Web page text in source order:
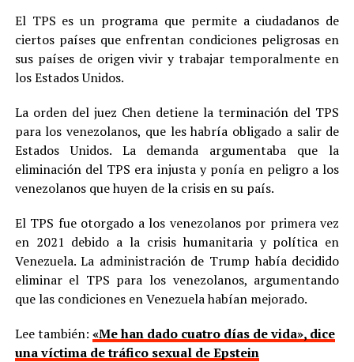
El TPS es un programa que permite a ciudadanos de
ciertos países que enfrentan condiciones peligrosas en
sus países de origen vivir y trabajar temporalmente en
los Estados Unidos.
La orden del juez Chen detiene la terminación del TPS
para los venezolanos, que les habría obligado a salir de
Estados Unidos. La demanda argumentaba que la
eliminación del TPS era injusta y ponía en peligro a los
venezolanos que huyen de la crisis en su país.
El TPS fue otorgado a los venezolanos por primera vez
en 2021 debido a la crisis humanitaria y política en
Venezuela. La administración de Trump había decidido
eliminar el TPS para los venezolanos, argumentando
que las condiciones en Venezuela habían mejorado.
Lee también: «Me han dado cuatro días de vida», dice
una víctima de tráfico sexual de Epstein